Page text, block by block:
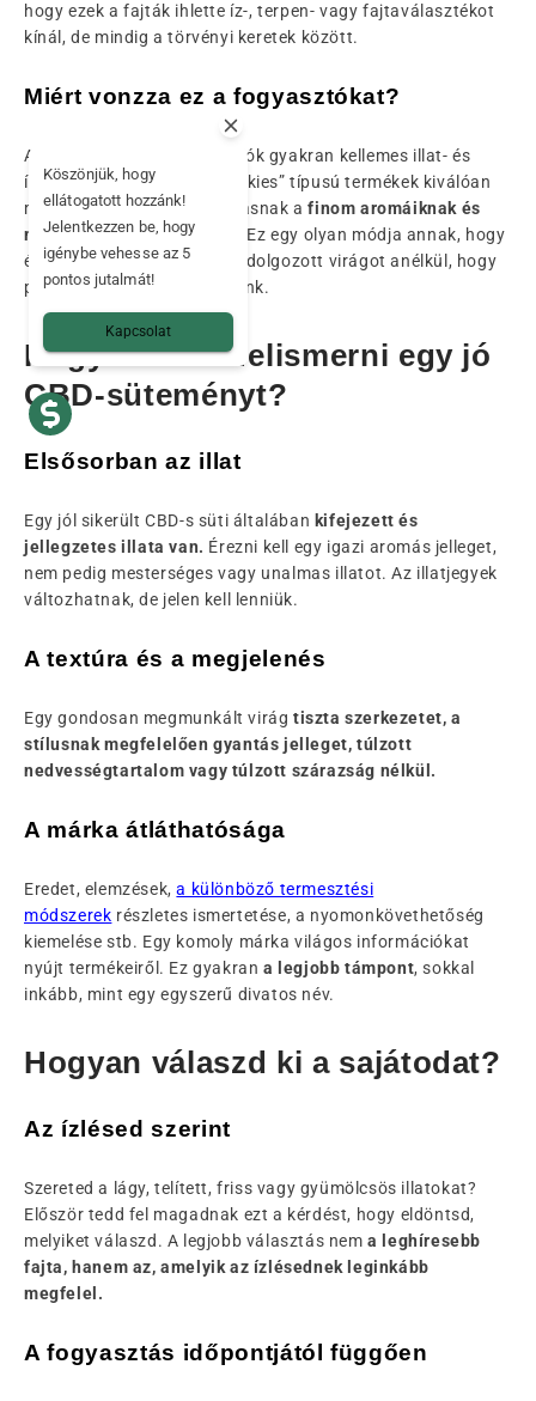
hogy ezek a fajták ihlette íz-, terpen- vagy fajtaválasztékot
kínál, de mindig a törvényi keretek között.
Miért vonzza ez a fogyasztókat?
A CBD-termékeket fogyasztók gyakran kellemes illat- és
ízélményre vágynak. A „Cookies” típusú termékek kiválóan
megfelelnek ennek az elvárásnak a finom aromáiknak és
modern megjelenésüknek. Ez egy olyan módja annak, hogy
élvezhessük a gondosan feldolgozott virágot anélkül, hogy
pszichotróp hatást keresnénk.
Hogyan lehet felismerni egy jó
CBD-süteményt?
Elsősorban az illat
Egy jól sikerült CBD-s süti általában kifejezett és
jellegzetes illata van. Érezni kell egy igazi aromás jelleget,
nem pedig mesterséges vagy unalmas illatot. Az illatjegyek
változhatnak, de jelen kell lenniük.
A textúra és a megjelenés
Egy gondosan megmunkált virág tiszta szerkezetet, a
stílusnak megfelelően gyantás jelleget, túlzott
nedvességtartalom vagy túlzott szárazság nélkül.
A márka átláthatósága
Eredet, elemzések,a különböző termesztési
módszerek részletes ismertetése, a nyomonkövethetőség
kiemelése stb. Egy komoly márka világos információkat
nyújt termékeiről. Ez gyakran a legjobb támpont, sokkal
inkább, mint egy egyszerű divatos név.
Hogyan válaszd ki a sajátodat?
Az ízlésed szerint
Szereted a lágy, telített, friss vagy gyümölcsös illatokat?
Először tedd fel magadnak ezt a kérdést, hogy eldöntsd,
melyiket válaszd. A legjobb választás nem a leghíresebb
fajta, hanem az, amelyik az ízlésednek leginkább
megfelel.
A fogyasztás időpontjától függően
Köszönjük, hogy
ellátogatott hozzánk!
Jelentkezzen be, hogy
igénybe vehesse az 5
pontos jutalmát!
Kapcsolat